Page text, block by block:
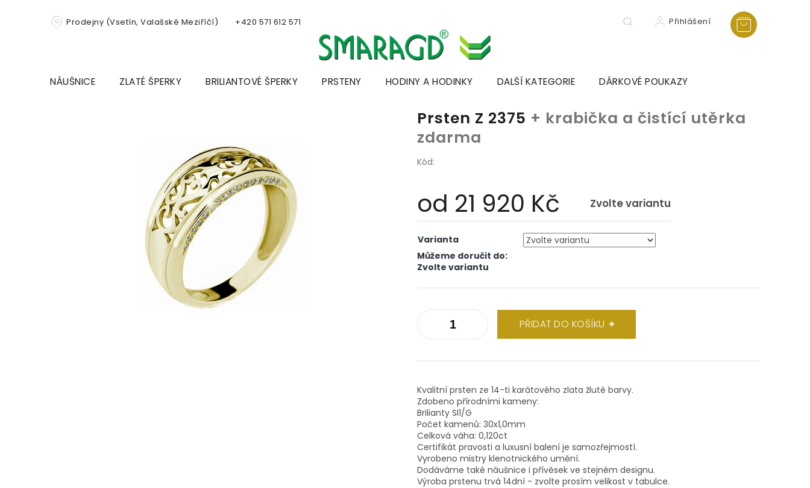
Prodejny (Vsetín, Valašské Meziříčí) +420 571 612 571 Přihlášení
NÁUŠNICE ZLATÉ ŠPERKY BRILIANTOVÉ ŠPERKY PRSTENY HODINY A HODINKY DALŠÍ KATEGORIE DÁRKOVÉ POUKAZY
Prsten Z 2375 + krabička a čistící utěrka
zdarma
Kód:
od 21 920 Kč Zvolte variantu
cena:
Varianta
Můžeme doručit do:
Zvolte variantu
PŘIDAT DO KOŠÍKU
Kvalitní prsten ze 14-ti karátového zlata žluté barvy.
Zdobeno přírodními kameny:
Brilianty SI1/G
Počet kamenů: 30x1,0mm
Celková váha: 0,120ct
Certifikát pravosti a luxusní balení je samozřejmostí.
Vyrobeno mistry klenotnického umění.
Dodáváme také náušnice i přívěsek ve stejném designu.
Výroba prstenu trvá 14dní - zvolte prosím velikost v tabulce.